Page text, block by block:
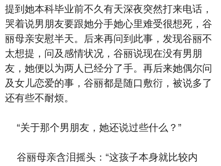
提到她本科毕业前不久有天深夜突然打来电话，
哭着说男朋友要跟她分手她心里难受很想死，谷
丽母亲安慰半天。后来再问到此事，发现谷丽不
太想提，问及感情状况，谷丽说现在没有男朋
友，她便以为两人已经分了手。再后来她偶尔问
及女儿恋爱的事，谷丽都是随口敷衍，被说多了
还有些不耐烦。
“关于那个男朋友，她还说过些什么？”
谷丽母亲含泪摇头：“这孩子本身就比较内